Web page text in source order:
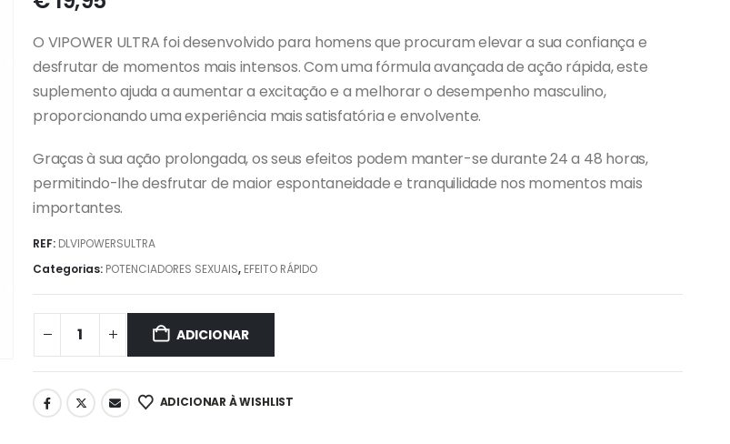
O VIPOWER ULTRA foi desenvolvido para homens que procuram elevar a sua confiança e
desfrutar de momentos mais intensos. Com uma fórmula avançada de ação rápida, este
suplemento ajuda a aumentar a excitação e a melhorar o desempenho masculino,
proporcionando uma experiência mais satisfatória e envolvente.
Graças à sua ação prolongada, os seus efeitos podem manter-se durante 24 a 48 horas,
permitindo-lhe desfrutar de maior espontaneidade e tranquilidade nos momentos mais
importantes.
REF: DLVIPOWERSULTRA
Categorias: POTENCIADORES SEXUAIS, EFEITO RÁPIDO
ADICIONAR
ADICIONAR À WISHLIST